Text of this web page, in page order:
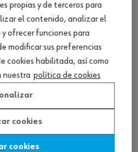
rápida Q-Nut p.
propias y de terceros para
el contenido, analizar el
ofrecer funciones para
modificar sus preferencias
cookies habilitada, así como
nuestra política de cookies
cookies
cookies